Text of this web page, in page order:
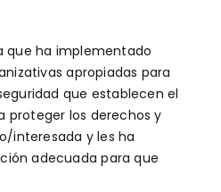
que ha implementado
apropiadas para
que establecen el
proteger los derechos y
interesada y les ha
adecuada para que